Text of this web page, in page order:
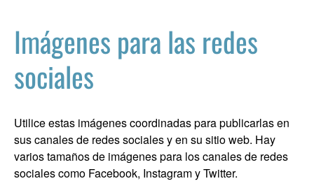
Imágenes para las redes
sociales
Utilice estas imágenes coordinadas para publicarlas en
sus canales de redes sociales y en su sitio web. Hay
varios tamaños de imágenes para los canales de redes
sociales como Facebook, Instagram y Twitter.